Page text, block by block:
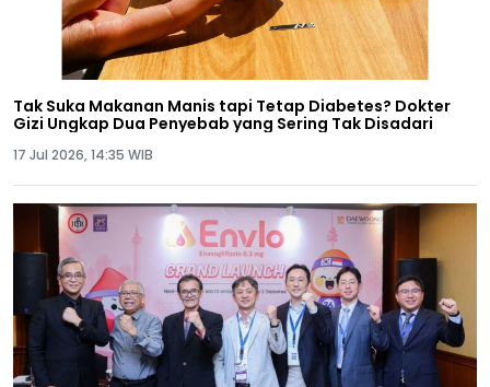
Tak Suka Makanan Manis tapi Tetap Diabetes? Dokter
Gizi Ungkap Dua Penyebab yang Sering Tak Disadari
17 Jul 2026, 14:35 WIB